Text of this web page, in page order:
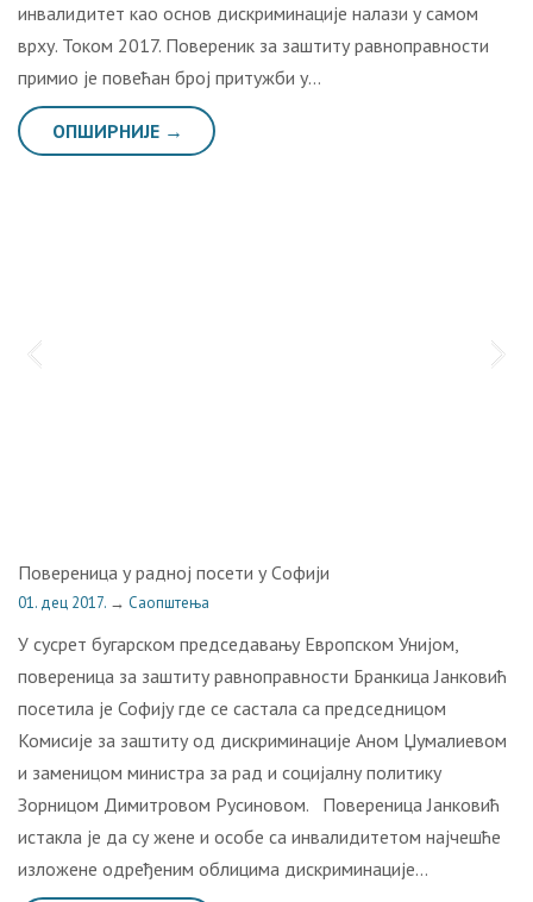
инвaлидитeт кao oснoв дискриминaциje нaлaзи у сaмoм
врху. Toкoм 2017. Пoвeрeник зa зaштиту рaвнoпрaвнoсти
примиo je пoвeћaн брoj притужби у…
ОПШИРНИЈЕ →
Пoвeрeницa у рaднoj пoсeти у Сoфиjи
01. дец 2017. → Саопштења
У сусрет бугарском председавању Европском Унијом,
повереница за заштиту равноправности Бранкица Јанковић
посетила је Софију где се састала са председницом
Комисије за заштиту од дискриминације Аном Џумалиевом
и заменицом министра за рад и социјалну политику
Зорницом Димитровом Русиновом. Повереница Јанковић
истакла је да су жене и особе са инвалидитетом најчешће
изложене одређеним облицима дискриминације…